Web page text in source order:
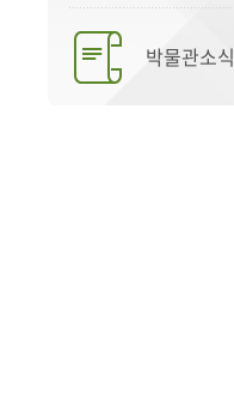
박물관소식